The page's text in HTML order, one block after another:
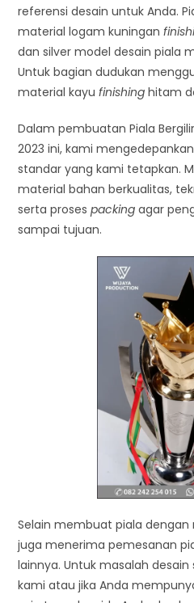
referensi desain untuk Anda.
material logam kuningan
dan silver model desain piala
Untuk bagian dudukan
material kayufinishing hitam
Dalam pembuatan Piala
2023 ini, kami
standar yang kami tetapkan.
material bahan berkualitas,
serta prosespacking agar
sampai tujuan.
Selain membuat piala dengan
juga menerima pemesanan
lainnya. Untuk masalah
kami atau jika Anda